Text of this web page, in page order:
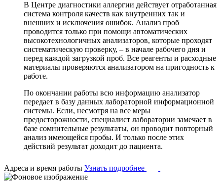
В Центре диагностики аллергии действует отработанная
система контроля качеств как внутренних так и
внешних и исключения ошибок. Анализ проб
проводится только при помощи автоматических
высокотехнологичных анализаторов, которые проходят
систематическую проверку, – в начале рабочего дня и
перед каждой загрузкой проб. Все реагенты и расходные
материалы проверяются анализатором на пригодность к
работе.
По окончании работы всю информацию анализатор
передает в базу данных лабораторной информационной
системы. Если, несмотря на все меры
предосторожности, специалист лаборатории замечает в
базе сомнительные результаты, он проводит повторный
анализ имеющейся пробы. И только после этих
действий результат доходит до пациента.
Адреса и время работы Узнать подробнее